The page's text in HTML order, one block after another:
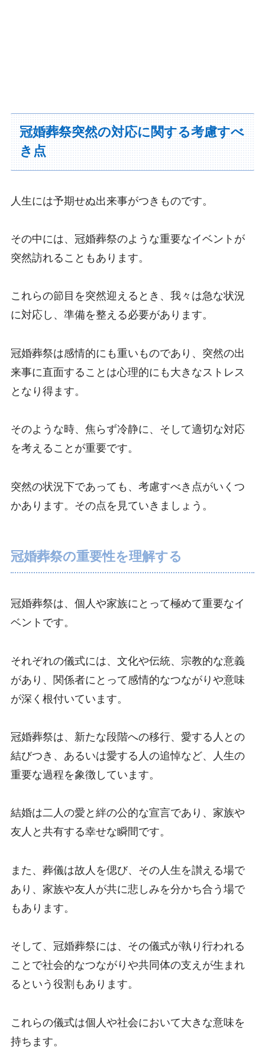
冠婚葬祭突然の対応に関する考慮すべ
き点
人生には予期せぬ出来事がつきものです。
その中には、冠婚葬祭のような重要なイベントが
突然訪れることもあります。
これらの節目を突然迎えるとき、我々は急な状況
に対応し、準備を整える必要があります。
冠婚葬祭は感情的にも重いものであり、突然の出
来事に直面することは心理的にも大きなストレス
となり得ます。
そのような時、焦らず冷静に、そして適切な対応
を考えることが重要です。
突然の状況下であっても、考慮すべき点がいくつ
かあります。その点を見ていきましょう。
冠婚葬祭の重要性を理解する
冠婚葬祭は、個人や家族にとって極めて重要なイ
ベントです。
それぞれの儀式には、文化や伝統、宗教的な意義
があり、関係者にとって感情的なつながりや意味
が深く根付いています。
冠婚葬祭は、新たな段階への移行、愛する人との
結びつき、あるいは愛する人の追悼など、人生の
重要な過程を象徴しています。
結婚は二人の愛と絆の公的な宣言であり、家族や
友人と共有する幸せな瞬間です。
また、葬儀は故人を偲び、その人生を讃える場で
あり、家族や友人が共に悲しみを分かち合う場で
もあります。
そして、冠婚葬祭には、その儀式が執り行われる
ことで社会的なつながりや共同体の支えが生まれ
るという役割もあります。
これらの儀式は個人や社会において大きな意味を
持ちます。